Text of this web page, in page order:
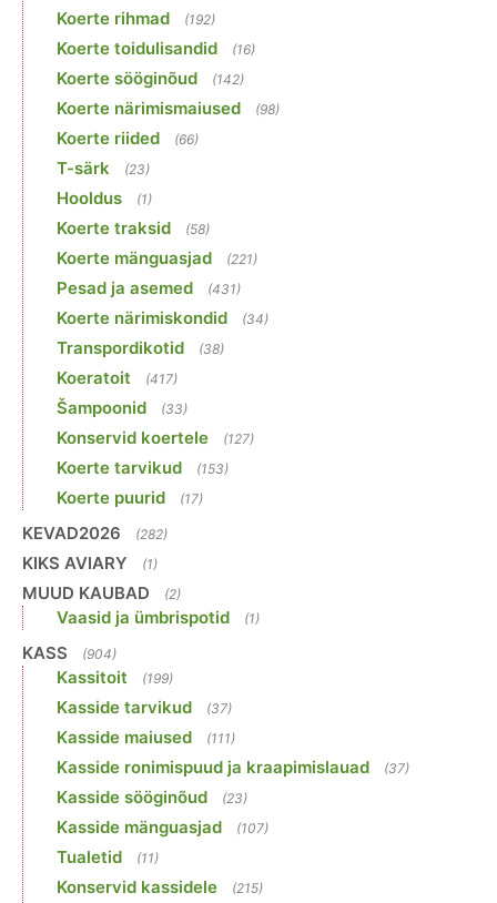
Koerte rihmad (192)
Koerte toidulisandid (16)
Koerte sööginõud (142)
Koerte närimismaiused (98)
Koerte riided (66)
T-särk (23)
Hooldus (1)
Koerte traksid (58)
Koerte mänguasjad (221)
Pesad ja asemed (431)
Koerte närimiskondid (34)
Transpordikotid (38)
Koeratoit (417)
Šampoonid (33)
Konservid koertele (127)
Koerte tarvikud (153)
Koerte puurid (17)
KEVAD2026 (282)
KIKS AVIARY (1)
MUUD KAUBAD (2)
Vaasid ja ümbrispotid (1)
KASS (904)
Kassitoit (199)
Kasside tarvikud (37)
Kasside maiused (111)
Kasside ronimispuud ja kraapimislauad (37)
Kasside sööginõud (23)
Kasside mänguasjad (107)
Tualetid (11)
Konservid kassidele (215)